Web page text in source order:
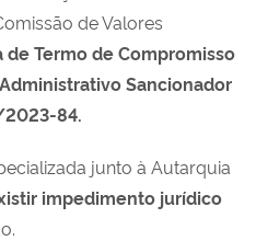
de Valores
de Termo de Compromisso
Sancionador
2023-84.
junto à Autarquia
impedimento jurídico